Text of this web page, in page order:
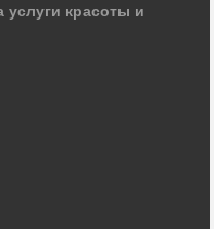
услуги красоты и